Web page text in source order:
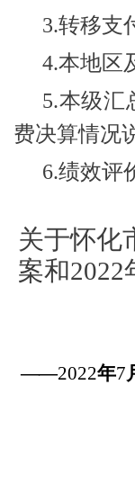
3.转移支
4.本地区
5.本级汇
费决算情况
6.绩效评
关于怀化
案和
——2022年7